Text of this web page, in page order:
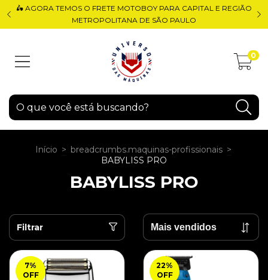
🛵 AGORA TEMOS O FRETE MOTOBOY PARA CAPITAL E REGIÃO
METROPOLITANA DE SÃO PAULO
0
Início > breadcrumbs.maquinas-profissionais >
BABYLISS PRO
BABYLISS PRO
Filtrar
7%
OFF
22%
OFF